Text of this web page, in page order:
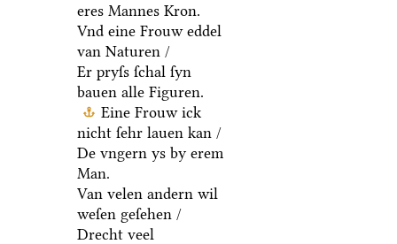
eres Mannes Kron.
Vnd eine Frouw eddel
van Naturen /
Er pryſs ſchal ſyn
bauen alle Figuren.
Eine Frouw ick
nicht ſehr lauen kan /
De vngern ys by erem
Man.
Van velen andern wil
weſen geſehen /
Drecht veel